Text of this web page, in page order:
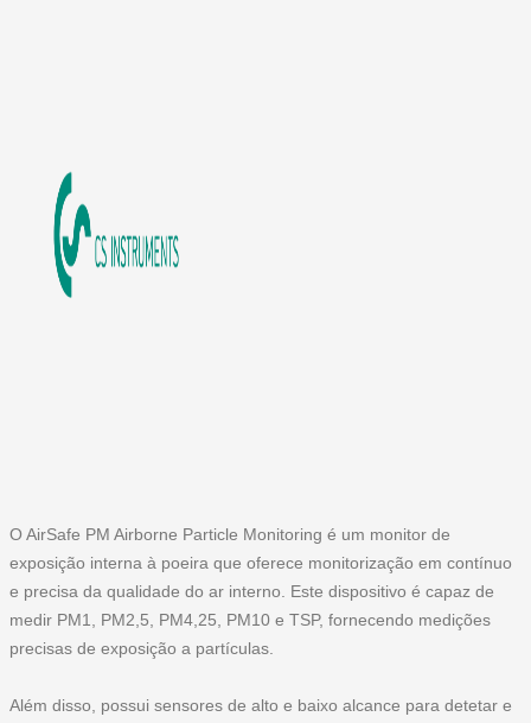
O AirSafe PM Airborne Particle Monitoring é um monitor de
exposição interna à poeira que oferece monitorização em contínuo
e precisa da qualidade do ar interno. Este dispositivo é capaz de
medir PM1, PM2,5, PM4,25, PM10 e TSP, fornecendo medições
precisas de exposição a partículas.
Além disso, possui sensores de alto e baixo alcance para detetar e